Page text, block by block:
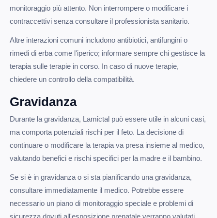
monitoraggio più attento. Non interrompere o modificare i
contraccettivi senza consultare il professionista sanitario.
Altre interazioni comuni includono antibiotici, antifungini o
rimedi di erba come l'iperico; informare sempre chi gestisce la
terapia sulle terapie in corso. In caso di nuove terapie,
chiedere un controllo della compatibilità.
Gravidanza
Durante la gravidanza, Lamictal può essere utile in alcuni casi,
ma comporta potenziali rischi per il feto. La decisione di
continuare o modificare la terapia va presa insieme al medico,
valutando benefici e rischi specifici per la madre e il bambino.
Se si è in gravidanza o si sta pianificando una gravidanza,
consultare immediatamente il medico. Potrebbe essere
necessario un piano di monitoraggio speciale e problemi di